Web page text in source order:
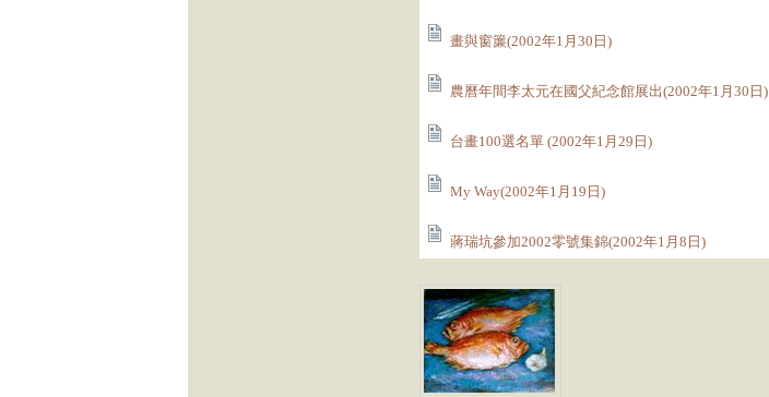
畫與窗簾(2002年1月30日)
農曆年間李太元在國父紀念館展出(2002年1月30日)
台畫100選名單 (2002年1月29日)
My Way(2002年1月19日)
蔣瑞坑參加2002零號集錦(2002年1月8日)